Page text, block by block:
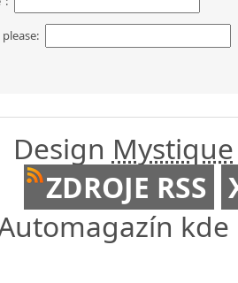
Design Mystique
ZDROJE RSS